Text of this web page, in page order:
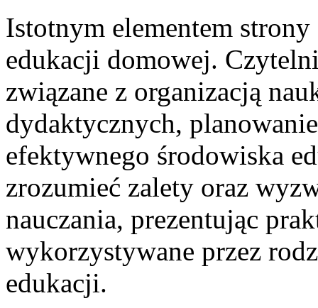
Istotnym elementem
edukacji domowej.
związane z organizacją
dydaktycznych,
efektywnego środowiska
zrozumieć zalety oraz
nauczania, prezentując
wykorzystywane przez
edukacji.